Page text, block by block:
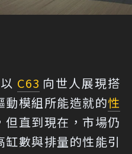
C63 向世人展現搭
動模組所能造就的性
直到現在，市場仍
數與排量的性能引